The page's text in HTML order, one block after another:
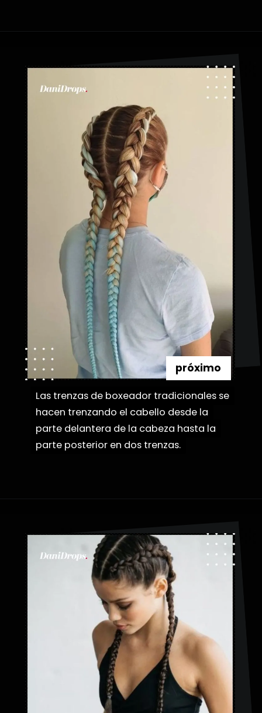
Las trenzas de boxeador tradicionales se
hacen trenzando el cabello desde la
parte delantera de la cabeza hasta la
parte posterior en dos trenzas.
Las trenzas de boxeador tradicionales se
hacen trenzando el cabello desde la
parte delantera de la cabeza hasta la
parte posterior en dos trenzas.
próximo